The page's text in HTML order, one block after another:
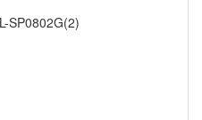
SP0802G(2)